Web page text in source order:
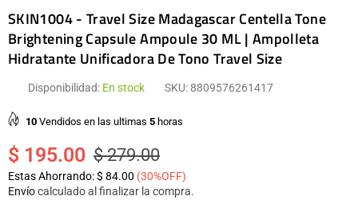
SKIN1004 - Travel Size Madagascar Centella Tone
Brightening Capsule Ampoule 30 ML | Ampolleta
Hidratante Unificadora De Tono Travel Size
Disponibilidad: En stock SKU:8809576261417
10 Vendidos en las ultimas 5 horas
habitual
$ 195.00 $ 279.00
Estas Ahorrando:$ 84.00 (30%OFF)
Envíocalculado al finalizar la compra.